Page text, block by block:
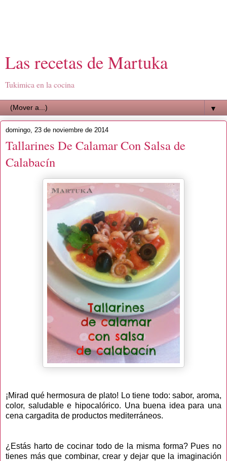
Las recetas de Martuka
Tukimica en la cocina
▼
domingo, 23 de noviembre de 2014
Tallarines De Calamar Con Salsa de
Calabacín
¡Mirad qué hermosura de plato! Lo tiene todo: sabor, aroma,
color, saludable e hipocalórico. Una buena idea para una
cena cargadita de productos mediterráneos.
¿Estás harto de cocinar todo de la misma forma? Pues no
tienes más que combinar, crear y dejar que la imaginación